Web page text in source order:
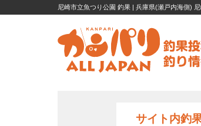
尼崎市立魚つり公園 釣果 | 兵庫県(瀬戸内海側)
サイト内釣